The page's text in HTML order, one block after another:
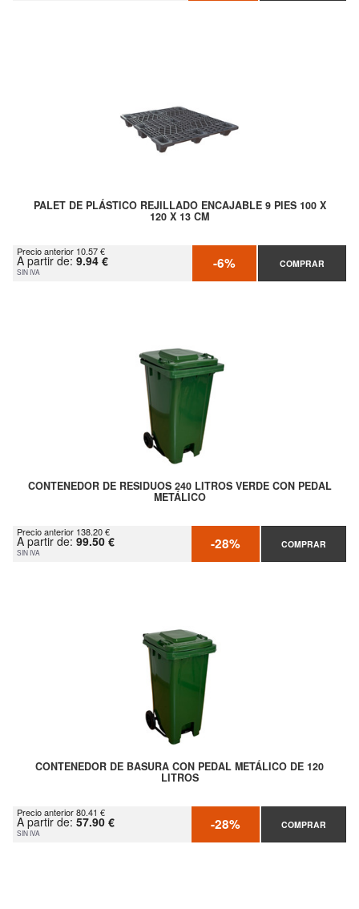
PALET DE PLÁSTICO REJILLADO ENCAJABLE 9 PIES 100 X
120 X 13 CM
Precio anterior 10.57 €
A partir de: 9.94 €
SIN IVA -6% COMPRAR
CONTENEDOR DE RESIDUOS 240 LITROS VERDE CON PEDAL
METÁLICO
Precio anterior 138.20 €
A partir de: 99.50 €
SIN IVA -28% COMPRAR
CONTENEDOR DE BASURA CON PEDAL METÁLICO DE 120
LITROS
Precio anterior 80.41 €
A partir de: 57.90 €
SIN IVA -28% COMPRAR